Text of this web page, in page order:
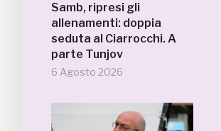
Samb, ripresi gli
allenamenti: doppia
seduta al Ciarrocchi. A
parte Tunjov
6 Agosto 2026